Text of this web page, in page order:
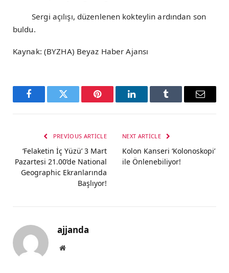
Sergi açılışı, düzenlenen kokteylin ardından son
buldu.
Kaynak: (BYZHA) Beyaz Haber Ajansı
FacebookTwitter Pinterest LinkedInTumblr Email
PREVIOUS ARTICLE
‘Felaketin İç Yüzü’ 3 Mart
Pazartesi 21.00’de National
Geographic Ekranlarında
Başlıyor!
NEXT ARTICLE
Kolon Kanseri ‘Kolonoskopi’
ile Önlenebiliyor!
ajjanda
Website